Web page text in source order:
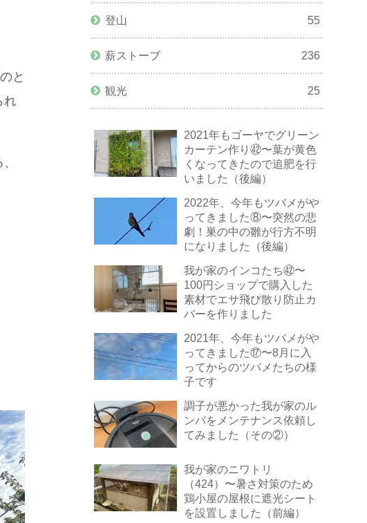
と
れ
登山 55
薪ストーブ 236
観光 25
2021年もゴーヤでグリーン
カーテン作り㊷〜葉が黄色
くなってきたので追肥を行
いました（後編）
2022年、今年もツバメがや
ってきました⑧〜突然の悲
劇！巣の中の雛が行方不明
になりました（後編）
我が家のインコたち㊷〜
100円ショップで購入した
素材でエサ飛び散り防止カ
バーを作りました
2021年、今年もツバメがや
ってきました⑰〜8月に入
ってからのツバメたちの様
子です
調子が悪かった我が家のル
ンバをメンテナンス依頼し
てみました（その②）
我が家のニワトリ
（424）〜暑さ対策のため
鶏小屋の屋根に遮光シート
を設置しました（前編）